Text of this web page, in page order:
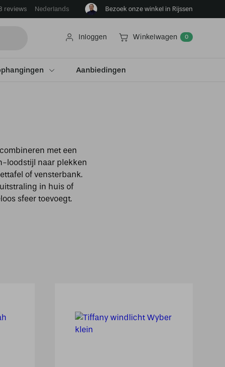
reviews Nederlands Bezoek onze winkel in Rijssen
Inloggen Winkelwagen 0
Aanbiedingen
met een
loodstijl naar plekken
of vensterbank.
in huis of
sfeer toevoegt.